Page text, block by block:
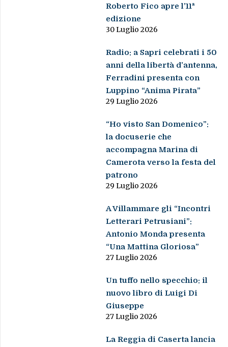
Roberto Fico apre l’11ª
edizione
30 Luglio 2026
Radio: a Sapri celebrati i 50
anni della libertà d’antenna,
Ferradini presenta con
Luppino “Anima Pirata”
29 Luglio 2026
“Ho visto San Domenico”:
la docuserie che
accompagna Marina di
Camerota verso la festa del
patrono
29 Luglio 2026
A Villammare gli “Incontri
Letterari Petrusiani”:
Antonio Monda presenta
“Una Mattina Gloriosa”
27 Luglio 2026
Un tuffo nello specchio: il
nuovo libro di Luigi Di
Giuseppe
27 Luglio 2026
La Reggia di Caserta lancia